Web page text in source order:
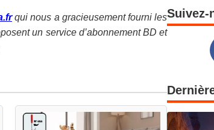
qui nous a gracieusement fourni les
un service d’abonnement BD et
Suivez-